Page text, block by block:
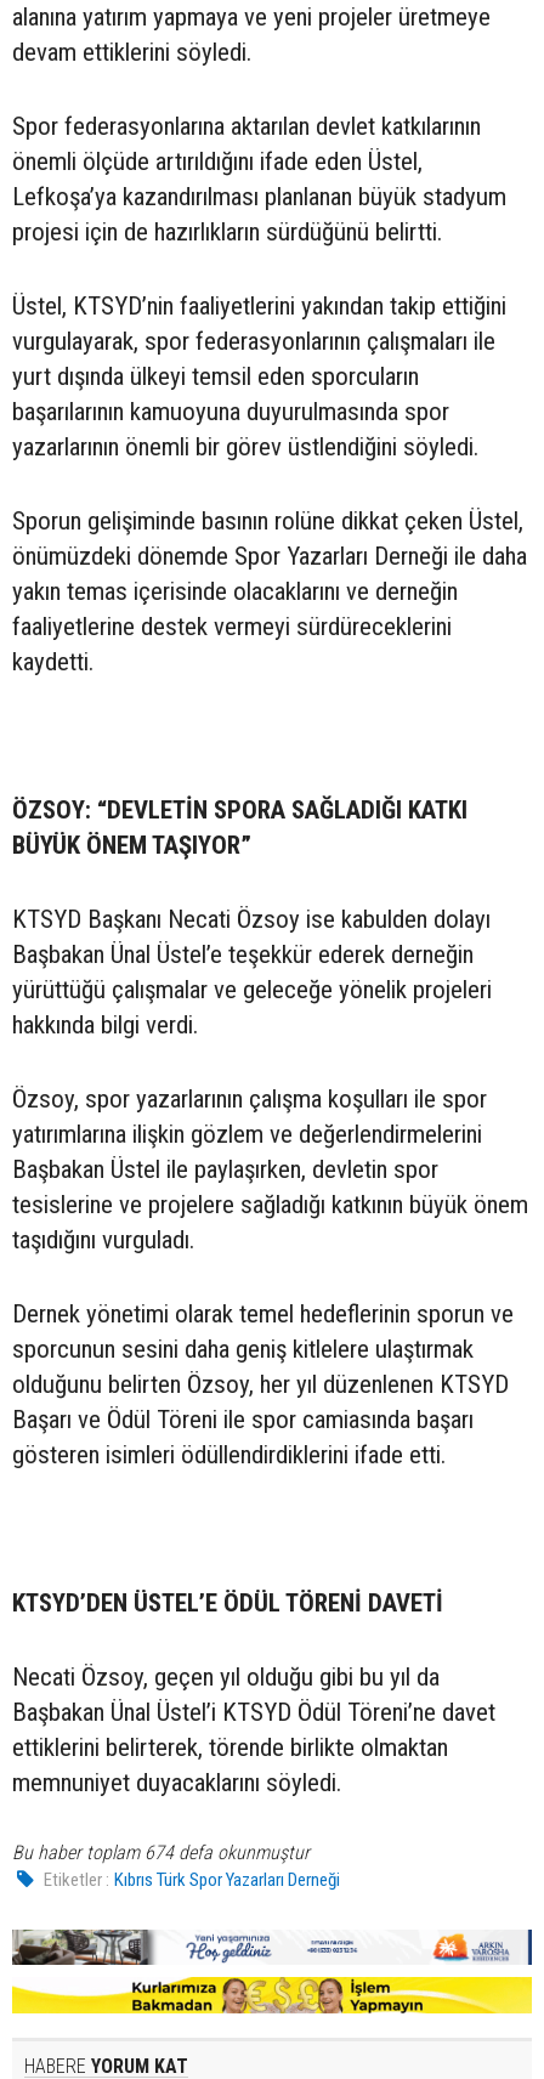
alanına yatırım yapmaya ve yeni projeler üretmeye
devam ettiklerini söyledi.
Spor federasyonlarına aktarılan devlet katkılarının
önemli ölçüde artırıldığını ifade eden Üstel,
Lefkoşa’ya kazandırılması planlanan büyük stadyum
projesi için de hazırlıkların sürdüğünü belirtti.
Üstel, KTSYD’nin faaliyetlerini yakından takip ettiğini
vurgulayarak, spor federasyonlarının çalışmaları ile
yurt dışında ülkeyi temsil eden sporcuların
başarılarının kamuoyuna duyurulmasında spor
yazarlarının önemli bir görev üstlendiğini söyledi.
Sporun gelişiminde basının rolüne dikkat çeken Üstel,
önümüzdeki dönemde Spor Yazarları Derneği ile daha
yakın temas içerisinde olacaklarını ve derneğin
faaliyetlerine destek vermeyi sürdüreceklerini
kaydetti.
ÖZSOY: “DEVLETİN SPORA SAĞLADIĞI KATKI
BÜYÜK ÖNEM TAŞIYOR”
KTSYD Başkanı Necati Özsoy ise kabulden dolayı
Başbakan Ünal Üstel’e teşekkür ederek derneğin
yürüttüğü çalışmalar ve geleceğe yönelik projeleri
hakkında bilgi verdi.
Özsoy, spor yazarlarının çalışma koşulları ile spor
yatırımlarına ilişkin gözlem ve değerlendirmelerini
Başbakan Üstel ile paylaşırken, devletin spor
tesislerine ve projelere sağladığı katkının büyük önem
taşıdığını vurguladı.
Dernek yönetimi olarak temel hedeflerinin sporun ve
sporcunun sesini daha geniş kitlelere ulaştırmak
olduğunu belirten Özsoy, her yıl düzenlenen KTSYD
Başarı ve Ödül Töreni ile spor camiasında başarı
gösteren isimleri ödüllendirdiklerini ifade etti.
KTSYD’DEN ÜSTEL’E ÖDÜL TÖRENİ DAVETİ
Necati Özsoy, geçen yıl olduğu gibi bu yıl da
Başbakan Ünal Üstel’i KTSYD Ödül Töreni’ne davet
ettiklerini belirterek, törende birlikte olmaktan
memnuniyet duyacaklarını söyledi.
Bu haber toplam 674 defa okunmuştur
Etiketler : Kıbrıs Türk Spor Yazarları Derneği
HABERE YORUM KAT